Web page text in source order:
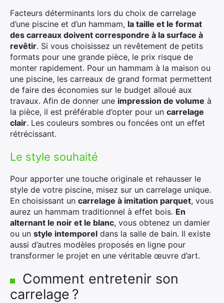
Facteurs déterminants lors du choix de carrelage
d’une piscine et d’un hammam, la taille et le format
des carreaux doivent correspondre à la surface à
revêtir. Si vous choisissez un revêtement de petits
formats pour une grande pièce, le prix risque de
monter rapidement. Pour un hammam à la maison ou
une piscine, les carreaux de grand format permettent
de faire des économies sur le budget alloué aux
travaux. Afin de donner une impression de volume à
la pièce, il est préférable d’opter pour un carrelage
clair. Les couleurs sombres ou foncées ont un effet
rétrécissant.
Le style souhaité
Pour apporter une touche originale et rehausser le
style de votre piscine, misez sur un carrelage unique.
En choisissant un carrelage à imitation parquet, vous
aurez un hammam traditionnel à effet bois. En
alternant le noir et le blanc, vous obtenez un damier
ou un style intemporel dans la salle de bain. Il existe
aussi d’autres modèles proposés en ligne pour
transformer le projet en une véritable œuvre d’art.
Comment entretenir son
carrelage ?